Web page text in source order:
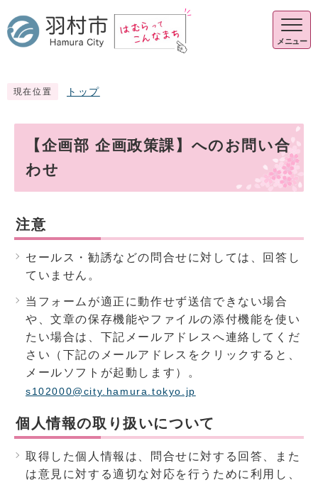
メニュー
現在位置 トップ
【企画部 企画政策課】へのお問い合
わせ
注意
セールス・勧誘などの問合せに対しては、回答し
ていません。
当フォームが適正に動作せず送信できない場合
や、文章の保存機能やファイルの添付機能を使い
たい場合は、下記メールアドレスへ連絡してくだ
さい（下記のメールアドレスをクリックすると、
メールソフトが起動します）。
s102000@city.hamura.tokyo.jp
個人情報の取り扱いについて
取得した個人情報は、問合せに対する回答、また
は意見に対する適切な対応を行うために利用し、